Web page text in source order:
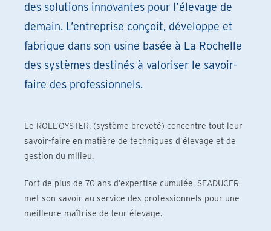
des solutions innovantes pour l’élevage de
demain. L’entreprise conçoit, développe et
fabrique dans son usine basée à La Rochelle
des systèmes destinés à valoriser le savoir-
faire des professionnels.
Le ROLL’OYSTER, (système breveté) concentre tout leur
savoir-faire en matière de techniques d’élevage et de
gestion du milieu.
Fort de plus de 70 ans d’expertise cumulée, SEADUCER
met son savoir au service des professionnels pour une
meilleure maîtrise de leur élevage.